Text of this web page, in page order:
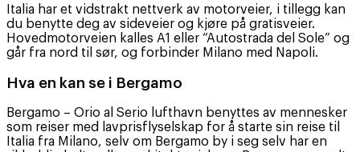
Italia har et vidstrakt nettverk av motorveier, i tillegg kan
du benytte deg av sideveier og kjøre på gratisveier.
Hovedmotorveien kalles A1 eller “Autostrada del Sole” og
går fra nord til sør, og forbinder Milano med Napoli.
Hva en kan se i Bergamo
Bergamo – Orio al Serio lufthavn benyttes av mennesker
som reiser med lavprisflyselskap for å starte sin reise til
Italia fra Milano, selv om Bergamo by i seg selv har en